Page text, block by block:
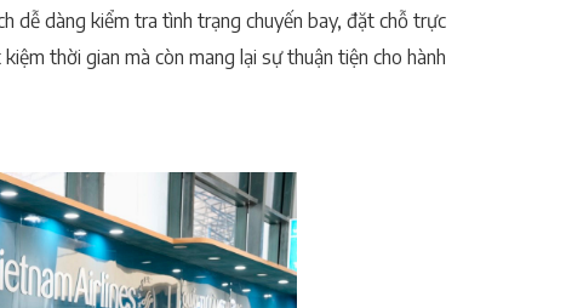
dễ dàng kiểm tra tình trạng chuyến bay, đặt chỗ trực
thời gian mà còn mang lại sự thuận tiện cho hành